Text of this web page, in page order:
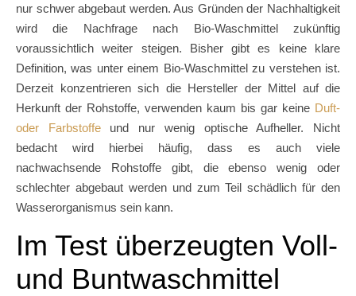
nur schwer abgebaut werden. Aus Gründen der Nachhaltigkeit
wird die Nachfrage nach Bio-Waschmittel zukünftig
voraussichtlich weiter steigen. Bisher gibt es keine klare
Definition, was unter einem Bio-Waschmittel zu verstehen ist.
Derzeit konzentrieren sich die Hersteller der Mittel auf die
Herkunft der Rohstoffe, verwenden kaum bis gar keine Duft-
oder Farbstoffeund nur wenig optische Aufheller. Nicht
bedacht wird hierbei häufig, dass es auch viele
nachwachsende Rohstoffe gibt, die ebenso wenig oder
schlechter abgebaut werden und zum Teil schädlich für den
Wasserorganismus sein kann.
Im Test überzeugten Voll-
und Buntwaschmittel